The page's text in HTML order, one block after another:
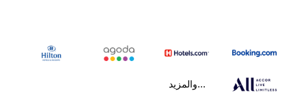
...والمزيد